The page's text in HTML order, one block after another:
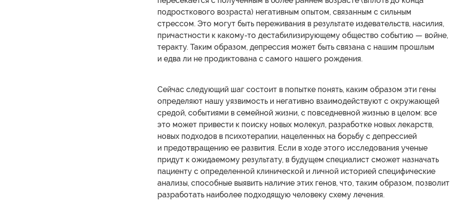
подросткового возраста) негативным опытом, связанным с сильным
стрессом. Это могут быть переживания в результате издевательств, насилия,
причастности к какому-то дестабилизирующему общество событию — войне,
теракту. Таким образом, депрессия может быть связана с нашим прошлым
и едва ли не продиктована с самого нашего рождения.
Сейчас следующий шаг состоит в попытке понять, каким образом эти гены
определяют нашу уязвимость и негативно взаимодействуют с окружающей
средой, событиями в семейной жизни, с повседневной жизнью в целом: все
это может привести к поиску новых молекул, разработке новых лекарств,
новых подходов в психотерапии, нацеленных на борьбу с депрессией
и предотвращению ее развития. Если в ходе этого исследования ученые
придут к ожидаемому результату, в будущем специалист сможет назначать
пациенту с определенной клинической и личной историей специфические
анализы, способные выявить наличие этих генов, что, таким образом, позволит
разработать наиболее подходящую человеку схему лечения.